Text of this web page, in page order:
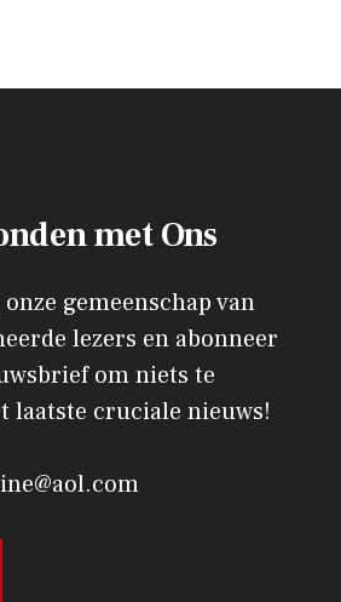
met Ons
gemeenschap van
lezers en abonneer
om niets te
laatste cruciale nieuws!